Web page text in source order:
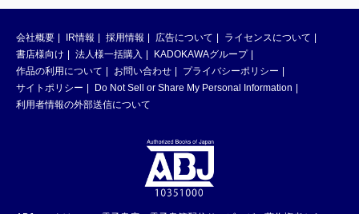
会社概要 IR情報 採用情報 広告について
ライセンスについて
書店様向け
法人様一括購入
KADOKAWAグループ
作品の利用について
お問い合わせ
プライバシーポリシー
サイトポリシー
Do Not Sell or Share My Personal Information
利用者情報の外部送信について